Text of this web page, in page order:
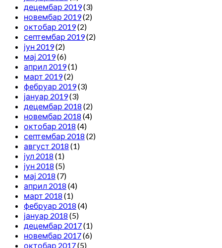
децембар 2019(3)
новембар 2019(2)
октобар 2019(2)
септембар 2019(2)
јун 2019(2)
мај 2019(6)
април 2019(1)
март 2019(2)
фебруар 2019(3)
јануар 2019(3)
децембар 2018 (2)
новембар 2018 (4)
октобар 2018 (4)
септембар 2018 (2)
август 2018 (1)
јул 2018 (1)
јун 2018 (5)
мај 2018 (7)
април 2018 (4)
март 2018 (1)
фебруар 2018 (4)
јануар 2018 (5)
децембар 2017(1)
новембар 2017(6)
октобар 2017(5)